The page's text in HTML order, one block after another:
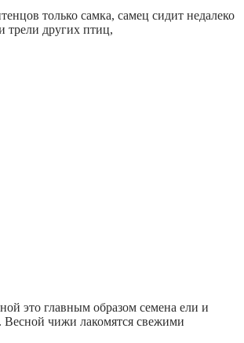
только самка, самец сидит недалеко
трели других птиц,
это главным образом семена ели и
Весной чижи лакомятся свежими